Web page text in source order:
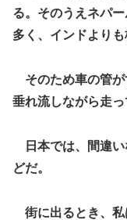
る。そのうえネパ
多く、インドよりも
そのため車の管が
垂れ流しながら走っ
日本では、間違い
どだ。
街に出るとき、私